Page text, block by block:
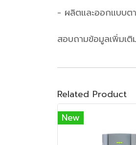
- ผลิตและออกแบบต
สอบถามข้อมูลเพิ่มเ
Related Product
New